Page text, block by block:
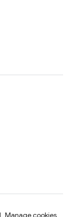
Manage cookies